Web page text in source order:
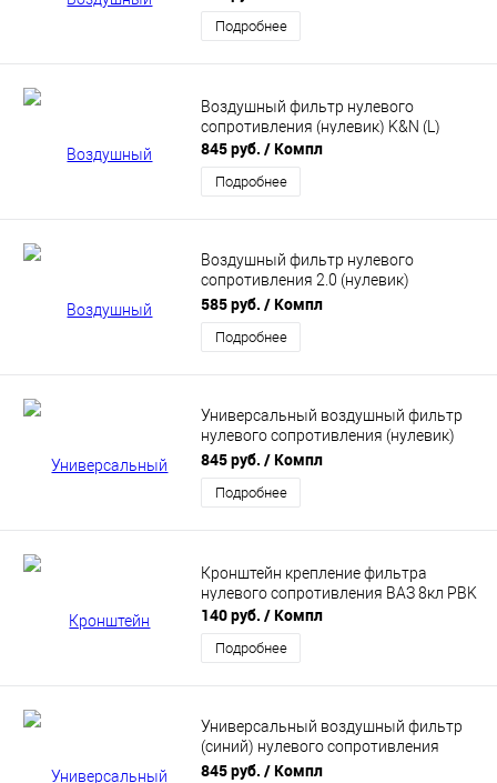
Подробнее
Воздушный фильтр нулевого
сопротивления (нулевик) K&N (L)
845 руб. / Компл
Подробнее
Воздушный фильтр нулевого
сопротивления 2.0 (нулевик)
инжекторный (черный, конус)
585 руб. / Компл
Подробнее
Универсальный воздушный фильтр
нулевого сопротивления (нулевик)
"GReddy" (черный)
845 руб. / Компл
Подробнее
Кронштейн крепление фильтра
нулевого сопротивления ВАЗ 8кл PBK
140 руб. / Компл
Подробнее
Универсальный воздушный фильтр
(синий) нулевого сопротивления
(нулевик) "APEXi" v2.0
845 руб. / Компл